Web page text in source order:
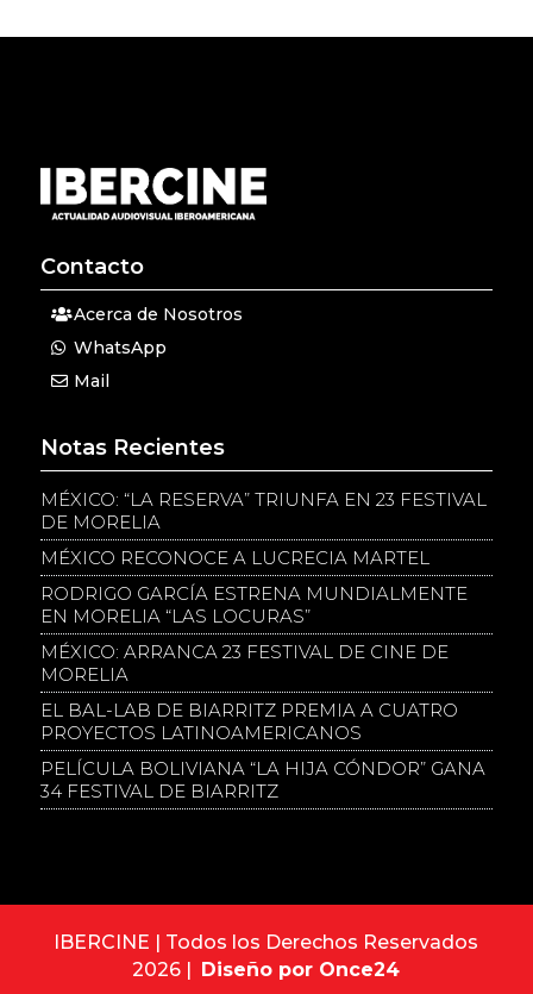
Contacto
Acerca de Nosotros
WhatsApp
Mail
Notas Recientes
MÉXICO: “LA RESERVA” TRIUNFA EN 23 FESTIVAL
DE MORELIA
MÉXICO RECONOCE A LUCRECIA MARTEL
RODRIGO GARCÍA ESTRENA MUNDIALMENTE
EN MORELIA “LAS LOCURAS”
MÉXICO: ARRANCA 23 FESTIVAL DE CINE DE
MORELIA
EL BAL-LAB DE BIARRITZ PREMIA A CUATRO
PROYECTOS LATINOAMERICANOS
PELÍCULA BOLIVIANA “LA HIJA CÓNDOR” GANA
34 FESTIVAL DE BIARRITZ
IBERCINE | Todos los Derechos Reservados
2026 | Diseño por Once24